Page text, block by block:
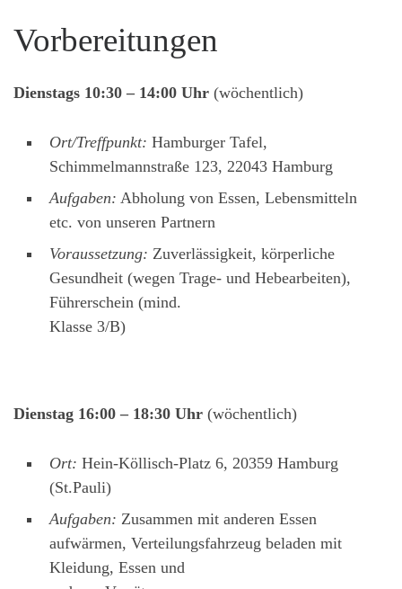
Vorbereitungen
Dienstags 10:30 – 14:00 Uhr (wöchentlich)
Ort/Treffpunkt: Hamburger Tafel,
Schimmelmannstraße 123, 22043 Hamburg
Aufgaben: Abholung von Essen, Lebensmitteln
etc. von unseren Partnern
Voraussetzung: Zuverlässigkeit, körperliche
Gesundheit (wegen Trage- und Hebearbeiten),
Führerschein (mind.
Klasse 3/B)
Dienstag 16:00 – 18:30 Uhr (wöchentlich)
Ort: Hein-Köllisch-Platz 6, 20359 Hamburg
(St.Pauli)
Aufgaben: Zusammen mit anderen Essen
aufwärmen, Verteilungsfahrzeug beladen mit
Kleidung, Essen und